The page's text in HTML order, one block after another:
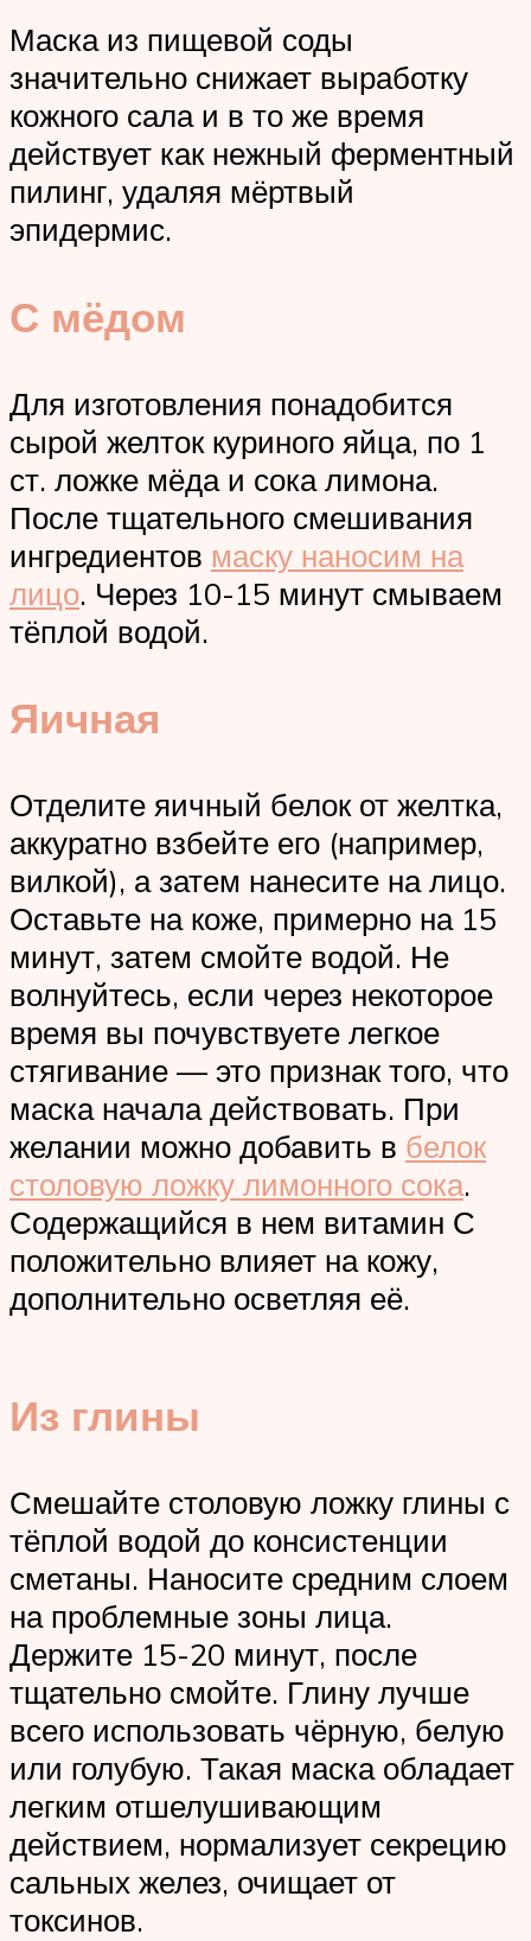
Маска из пищевой соды
значительно снижает выработку
кожного сала и в то же время
действует как нежный ферментный
пилинг, удаляя мёртвый
эпидермис.
С мёдом
Для изготовления понадобится
сырой желток куриного яйца, по 1
ст. ложке мёда и сока лимона.
После тщательного смешивания
ингредиентов маску наносим на
лицо. Через 10-15 минут смываем
тёплой водой.
Яичная
Отделите яичный белок от желтка,
аккуратно взбейте его (например,
вилкой), а затем нанесите на лицо.
Оставьте на коже, примерно на 15
минут, затем смойте водой. Не
волнуйтесь, если через некоторое
время вы почувствуете легкое
стягивание — это признак того, что
маска начала действовать. При
желании можно добавить в белок
столовую ложку лимонного сока.
Содержащийся в нем витамин С
положительно влияет на кожу,
дополнительно осветляя её.
Из глины
Смешайте столовую ложку глины с
тёплой водой до консистенции
сметаны. Наносите средним слоем
на проблемные зоны лица.
Держите 15-20 минут, после
тщательно смойте. Глину лучше
всего использовать чёрную, белую
или голубую. Такая маска обладает
легким отшелушивающим
действием, нормализует секрецию
сальных желез, очищает от
токсинов.